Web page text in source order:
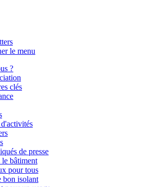
le menu
?
clés
de presse
bâtiment
pour tous
bon isolant